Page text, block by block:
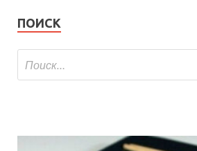
ПОИСК